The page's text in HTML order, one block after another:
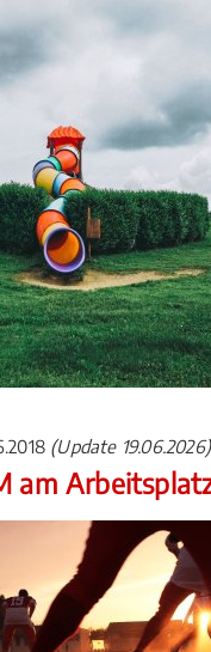
(Update 19.06.2026)
am